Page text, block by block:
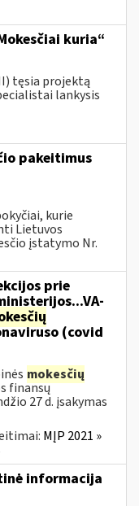
kuria“
tęsia projektą
lankysis
pakeitimus
kurie
Lietuvos
įstatymo Nr.
prie
(covid
mokesčių
finansų
27 d. įsakymas
MĮP 2021 »
informacija